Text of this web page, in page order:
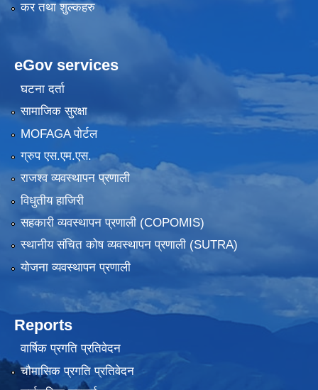
कर तथा शुल्कहरु
eGov services
घटना दर्ता
सामाजिक सुरक्षा
MOFAGA पोर्टल
ग्रुप एस.एम.एस.
राजश्व व्यवस्थापन प्रणाली
विधुतीय हाजिरी
सहकारी व्यवस्थापन प्रणाली (COPOMIS)
स्थानीय संचित कोष व्यवस्थापन प्रणाली (SUTRA)
योजना व्यवस्थापन प्रणाली
Reports
वार्षिक प्रगति प्रतिवेदन
चौमासिक प्रगति प्रतिवेदन